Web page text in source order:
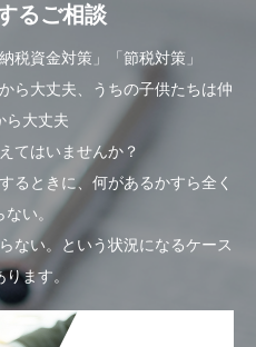
るご相談
税資金対策」「節税対策」
ら大丈夫、うちの子供たちは仲
ら大丈夫
てはいませんか？
るときに、何があるかすら全く
い。
ない。という状況になるケース
ます。